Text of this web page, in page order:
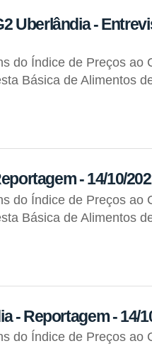
Uberlândia -
do Índice de Preços ao
Básica de Alimentos
- 14/10/
do Índice de Preços ao
Básica de Alimentos
- Reportagem - 14/
do Índice de Preços ao